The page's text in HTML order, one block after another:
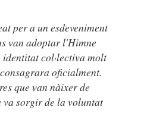
per a un esdeveniment
van adoptar l'Himne
col·lectiva molt
oficialment.
que van nàixer de
sorgir de la voluntat